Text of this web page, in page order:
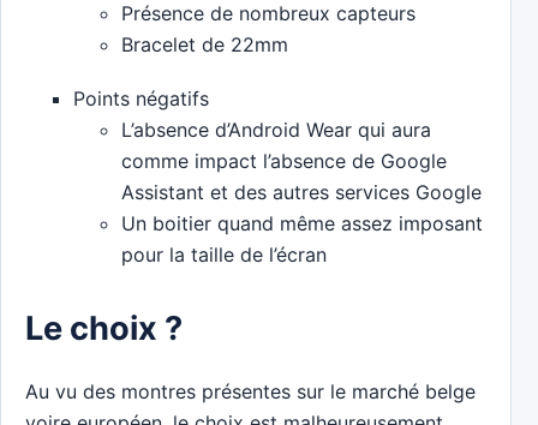
Présence de nombreux capteurs
Bracelet de 22mm
Points négatifs
L’absence d’Android Wear qui aura
comme impact l’absence de Google
Assistant et des autres services Google
Un boitier quand même assez imposant
pour la taille de l’écran
Le choix ?
Au vu des montres présentes sur le marché belge